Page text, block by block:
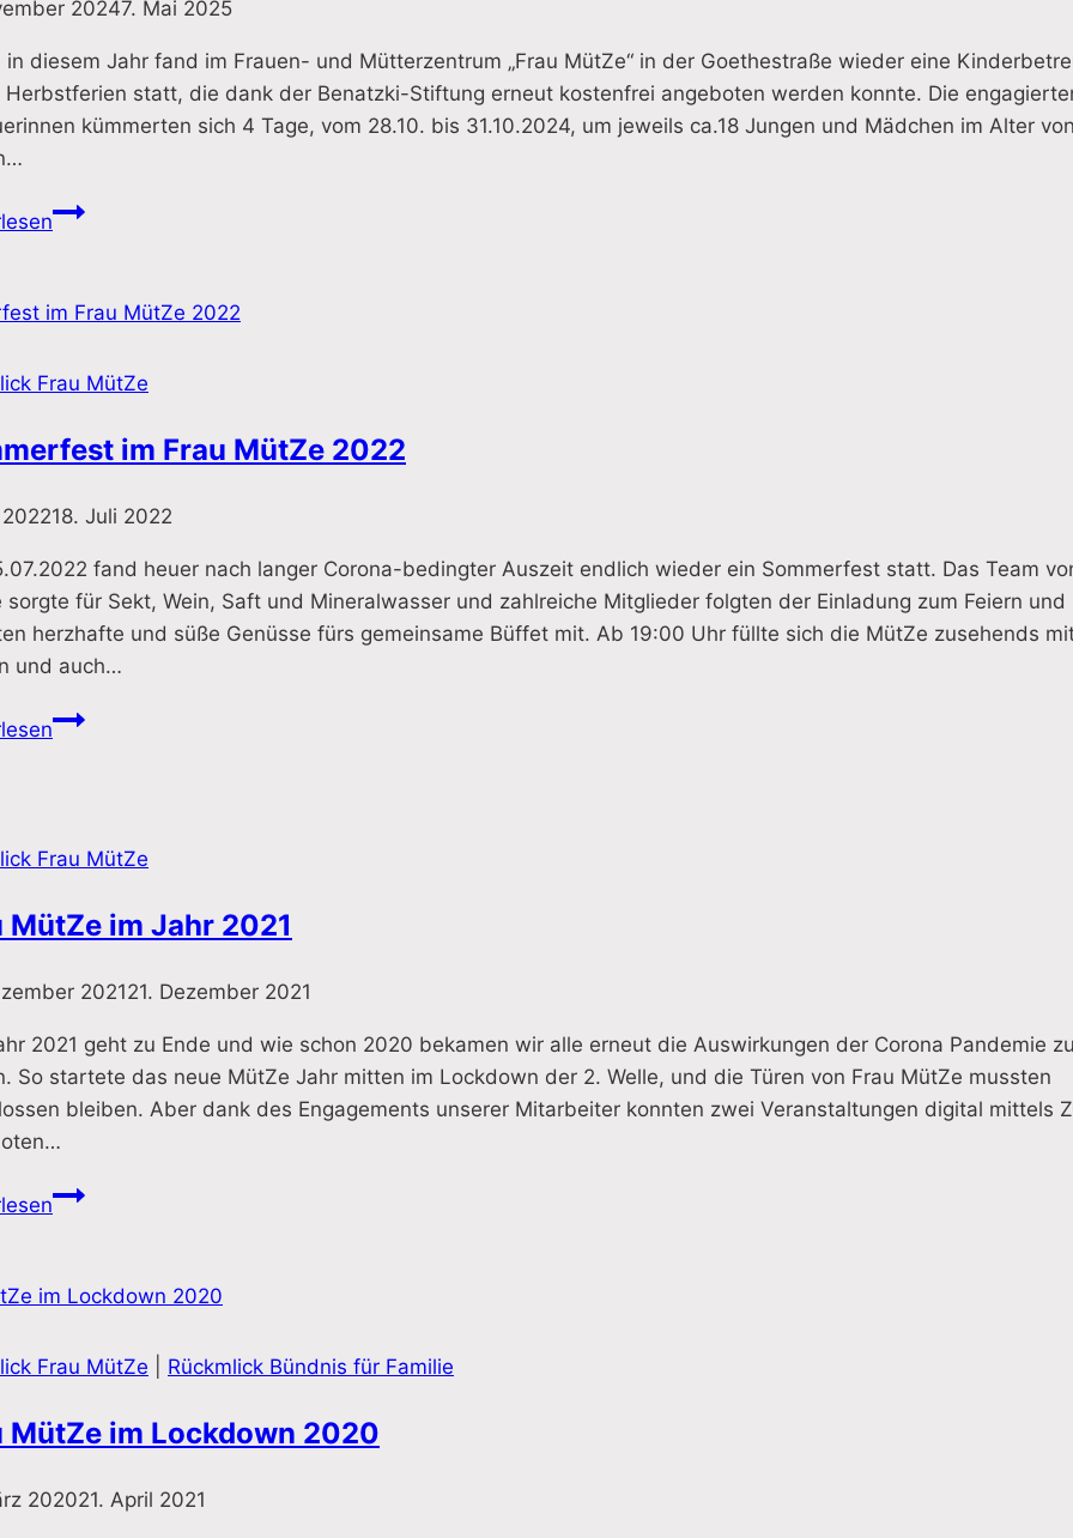
20247. Mai 2025
diesem Jahr fand im Frauen- und Mütterzentrum „Frau MütZe“ in der Goethestraße wieder eine
Herbstferien statt, die dank der Benatzki-Stiftung erneut kostenfrei angeboten werden konnte. Die
kümmerten sich 4 Tage, vom 28.10. bis 31.10.2024, um jeweils ca.18 Jungen und Mädchen im Alter von
Herbstferienspaß
Frau MütZe
im Frau MütZe 2022
18. Juli 2022
fand heuer nach langer Corona-bedingter Auszeit endlich wieder ein Sommerfest statt. Das Team
sorgte für Sekt, Wein, Saft und Mineralwasser und zahlreiche Mitglieder folgten der Einladung zum Feiern und
herzhafte und süße Genüsse fürs gemeinsame Büffet mit. Ab 19:00 Uhr füllte sich die MütZe zusehends
und auch…
Sommerfest
2022
Frau MütZe
MütZe im Jahr 2021
202121. Dezember 2021
2021 geht zu Ende und wie schon 2020 bekamen wir alle erneut die Auswirkungen der Corona Pandemie zu
So startete das neue MütZe Jahr mitten im Lockdown der 2. Welle, und die Türen von Frau MütZe mussten
bleiben. Aber dank des Engagements unserer Mitarbeiter konnten zwei Veranstaltungen digital mittels
Frau
Jahr
Frau MütZe
Rückmlick Bündnis für Familie
MütZe im Lockdown 2020
202021. April 2021